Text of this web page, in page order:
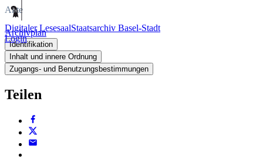
Digitaler LesesaalStaatsarchiv Basel-Stadt
Login
Akte
Archivplan
Identifikation
Inhalt und innere Ordnung
Zugangs- und Benutzungsbestimmungen
Teilen